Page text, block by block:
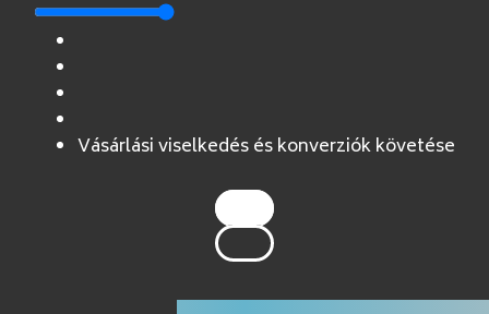
Vásárlási viselkedés és konverziók követése